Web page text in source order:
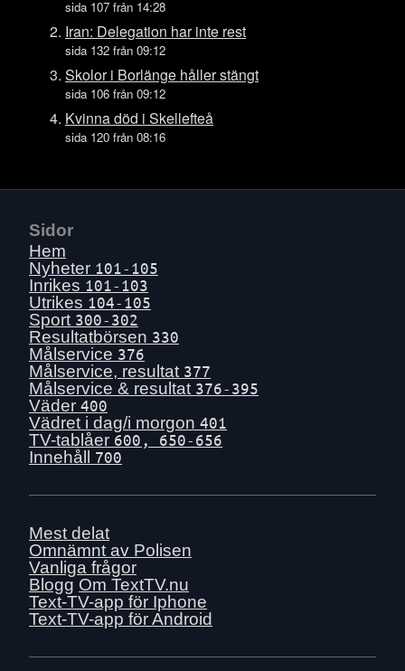
Mån 27 juli
Sön 26 juli
Fre 24 juli
Tors 23 juli
Ons 22 juli
Mån 20 juli
Lör 18 juli
Fre 17 juli
Tors 16 juli
Ons 15 juli
Tis 14 juli
Mån 13 juli
Sön 12 juli
Lör 11 juli
Fre 10 juli
Tors 9 juli
Ons 8 juli
Mån 6 juli
Sön 5 juli
Lör 4 juli
Fre 3 juli
sida 107 från 14:28
Iran: Delegation har inte rest
sida 132 från 09:12
Skolor i Borlänge håller stängt
sida 106 från 09:12
Kvinna död i Skellefteå
sida 120 från 08:16
Sidor
Hem
Nyheter 101-105
Inrikes 101-103
Utrikes 104-105
Sport 300-302
Resultatbörsen 330
Målservice 376
Målservice, resultat 377
Målservice & resultat 376-395
Väder 400
Vädret i dag/i morgon 401
TV-tablåer 600, 650-656
Innehåll 700
Mest delat
Omnämnt av Polisen
Vanliga frågor
Blogg Om TextTV.nu
Text-TV-app för Iphone
Text-TV-app för Android